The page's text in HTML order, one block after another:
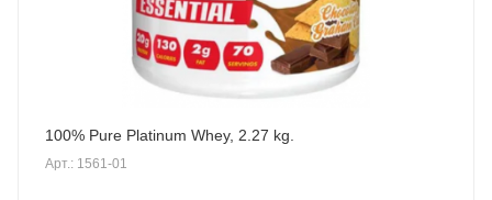
100% Pure Platinum Whey, 2.27 kg.
Арт.: 1561-01